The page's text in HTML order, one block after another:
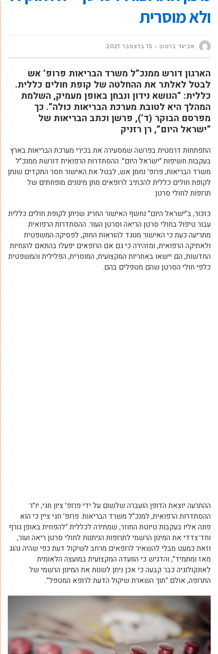
ולא מוסרית
אביעד ברטוב 15 בדצמבר 2021
הארגון דורש ממנכ”ל משרד הבריאות פרופ’ אש
לבטל לאלתר את ההחלטה של קופת חולים כללית.
כללית: “הנושא נידון ונבחן באופן מעמיק, השלמת
המהלך היא לטובת מערכת הבריאות כולה”. כך
מפרסם הבוקר (ד’), פרשן וכתב הבריאות של
“ישראל היום”, רן רזניק
התפתחות דרמטית בפרשה שמסעירה את בכירי מערכת הבריאות בארץ
בעקבות חשיפות “ישראל היום”: ההסתדרות הרפואית דורשת ממנכ”ל
משרד הבריאות, פרופ’ נחמן אש, לבטל את האישור חסר התקדים שנתן
לקופת חולים כללית להכתיב לרופאים מתן מינונים מופחתים של
תרופות לחולי סרטן.
כזכור, ב”ישראל היום” נחשף האישור החריג שניתן לקופת חולים כללית
עבור טיפול בחולי סרטן הריאה וסרטן העור. ההסתדרות הרפואית
מתריעה כעת כי האישור מנוגד להוראות החוק, לפסיקה המשפטית
ולאתיקה הרפואית, ומזהירה כי גם אם הרופאים יפעלו בהתאם להנחיות
החדשות, הם יישאו באחריות המקצועית, המוסרית, הפלילית והמשפטית
כלפי חולי הסרטן שהם מטפלים בהם.
ההתרעה יוצאת הדופן הועברה שלשום על ידי פרופ’ ציון חגי, יו”ר
ההסתדרות הרפואית, למנכ”ל משרד הבריאות. פרופ’ חגי ציין כי הוא
פונה אליו בעקבות טיוטת החוזר, שמתירה לכללית “להפחית באופן גורף
וחד־צדדי את המינון הרשמי לתרופות הניתנות לחולי סרטן ריאה ועור,
וזאת כמעט מבלי להשאיר לרופאים מרחב לשיקול דעת כפי שהיה נהוג
מאז ומתמיד”, והדגיש כי הוועדה המקצועית במועצה הלאומית
לאונקולוגיה כבר קבעה כי אכן ניתן לשנות את המינון הרשמי של
התרופה, אולם “תוך השארת שיקול הדעת לרופא המטפל”.